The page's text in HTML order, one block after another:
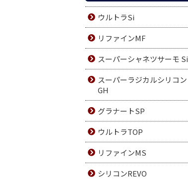
ウルトラSi
リファインMF
スーパーシャネツサーモ Si
スーパーラジカルシリコン
GH
グラナートSP
ウルトラTOP
リファインMS
シリコンREVO